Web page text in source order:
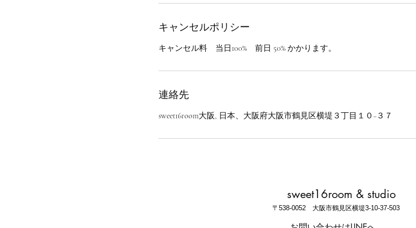
キャンセルポリシー
キャンセル料 当日100% 前日 50% かかります。
連絡先
sweet16room大阪, 日本、大阪府大阪市鶴見区横堤３丁目１０−３７
sweet16room & studio
​〒538-0052 大阪市鶴見区横堤3-10-37-503